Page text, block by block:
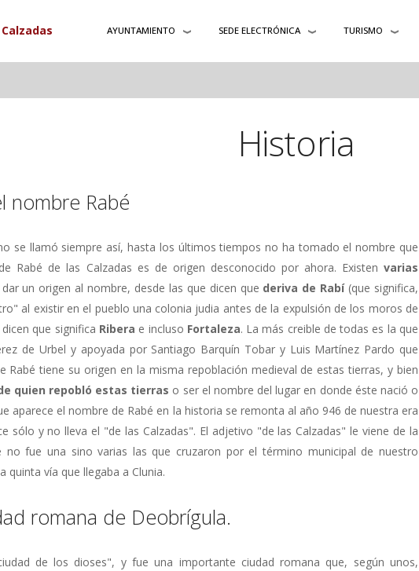
AYUNTAMIENTO SEDE ELECTRÓNICA TURISMO
Historia
nombre Rabé
se llamó siempre así, hasta los últimos tiempos no ha tomado el nombre que
Rabé de las Calzadas es de origen desconocido por ahora. Existen varias
un origen al nombre, desde las que dicen que deriva de Rabí(que significa,
al existir en el pueblo una colonia judia antes de la expulsión de los moros de
que significa Ribera e incluso Fortaleza. La más creible de todas es la que
de Urbel y apoyada por Santiago Barquín Tobar y Luis Martínez Pardo que
Rabé tiene su origen en la misma repoblación medieval de estas tierras, y bien
quien repobló estas tierras o ser el nombre del lugar en donde éste nació o
aparece el nombre de Rabé en la historia se remonta al año 946 de nuestra era
sólo y no lleva el "de las Calzadas". El adjetivo "de las Calzadas" le viene de la
no fue una sino varias las que cruzaron por el término municipal de nuestro
quinta vía que llegaba a Clunia.
romana de Deobrígula.
de los dioses", y fue una importante ciudad romana que, según unos,